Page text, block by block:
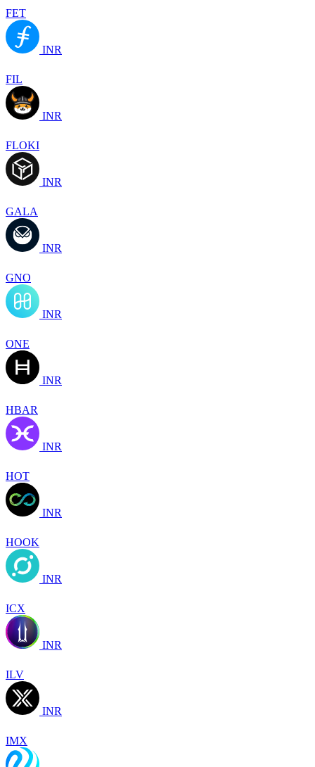
FET
INR
FIL
INR
FLOKI
INR
GALA
INR
GNO
INR
ONE
INR
HBAR
INR
HOT
INR
HOOK
INR
ICX
INR
ILV
INR
IMX